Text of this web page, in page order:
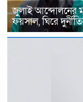
জুলাই আন্দোলনের
ফয়সাল, ঘিরে